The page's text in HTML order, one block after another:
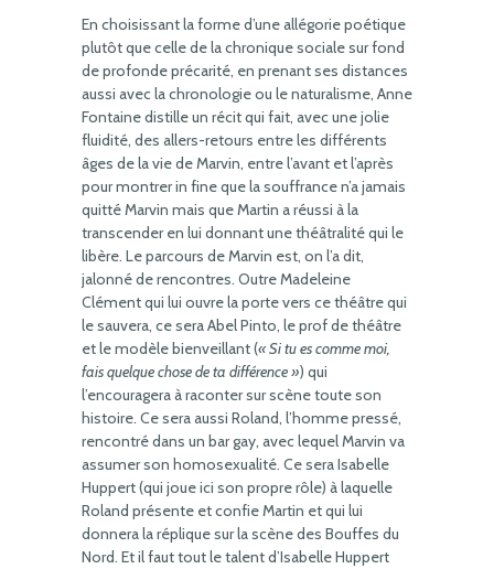
En choisissant la forme d’une allégorie poétique
plutôt que celle de la chronique sociale sur fond
de profonde précarité, en prenant ses distances
aussi avec la chronologie ou le naturalisme, Anne
Fontaine distille un récit qui fait, avec une jolie
fluidité, des allers-retours entre les différents
âges de la vie de Marvin, entre l’avant et l’après
pour montrer in fine que la souffrance n’a jamais
quitté Marvin mais que Martin a réussi à la
transcender en lui donnant une théâtralité qui le
libère. Le parcours de Marvin est, on l’a dit,
jalonné de rencontres. Outre Madeleine
Clément qui lui ouvre la porte vers ce théâtre qui
le sauvera, ce sera Abel Pinto, le prof de théâtre
et le modèle bienveillant (« Si tu es comme moi,
fais quelque chose de ta différence ») qui
l’encouragera à raconter sur scène toute son
histoire. Ce sera aussi Roland, l’homme pressé,
rencontré dans un bar gay, avec lequel Marvin va
assumer son homosexualité. Ce sera Isabelle
Huppert (qui joue ici son propre rôle) à laquelle
Roland présente et confie Martin et qui lui
donnera la réplique sur la scène des Bouffes du
Nord. Et il faut tout le talent d’Isabelle Huppert